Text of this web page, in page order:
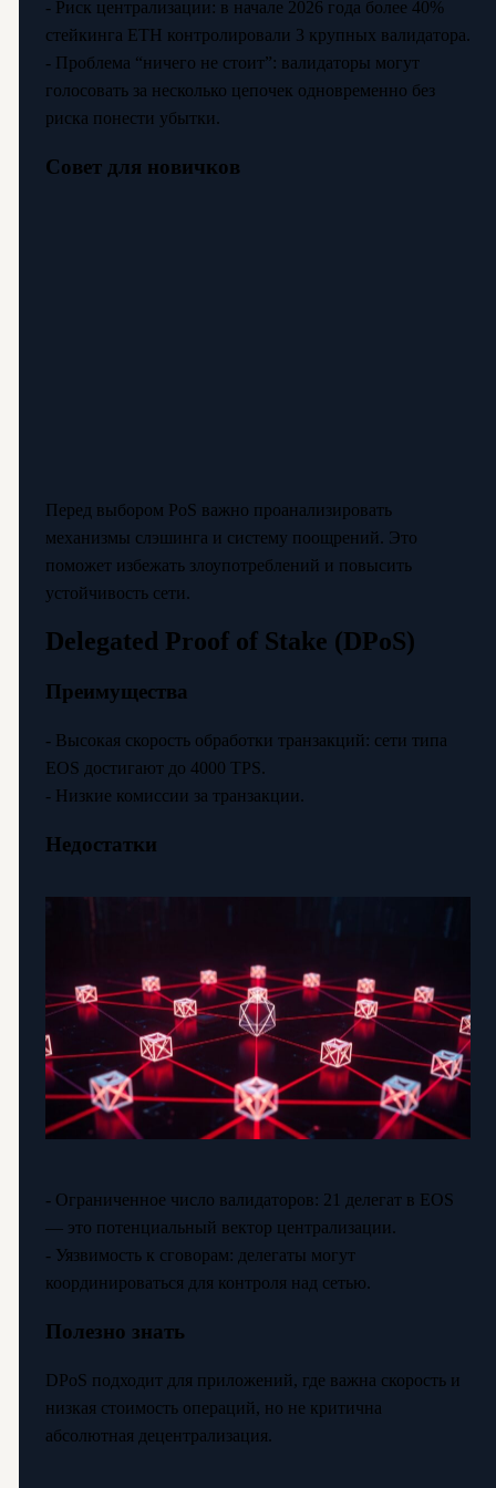
- Риск централизации: в начале 2026 года более 40%
стейкинга ETH контролировали 3 крупных валидатора.
- Проблема “ничего не стоит”: валидаторы могут
голосовать за несколько цепочек одновременно без
риска понести убытки.
Совет для новичков
Перед выбором PoS важно проанализировать
механизмы слэшинга и систему поощрений. Это
поможет избежать злоупотреблений и повысить
устойчивость сети.
Delegated Proof of Stake (DPoS)
Преимущества
- Высокая скорость обработки транзакций: сети типа
EOS достигают до 4000 TPS.
- Низкие комиссии за транзакции.
Недостатки
- Ограниченное число валидаторов: 21 делегат в EOS
— это потенциальный вектор централизации.
- Уязвимость к сговорам: делегаты могут
координироваться для контроля над сетью.
Полезно знать
DPoS подходит для приложений, где важна скорость и
низкая стоимость операций, но не критична
абсолютная децентрализация.